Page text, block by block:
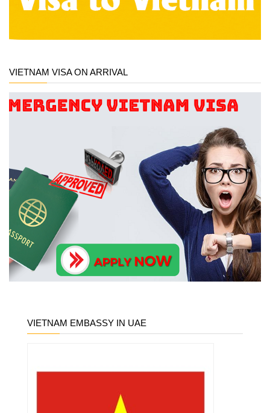
VIETNAM VISA ON ARRIVAL
VIETNAM EMBASSY IN UAE